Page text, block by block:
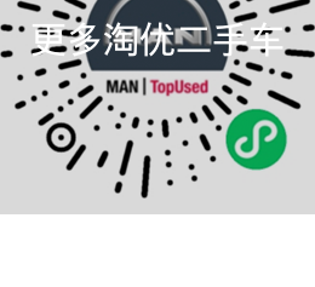
更多淘优二手车